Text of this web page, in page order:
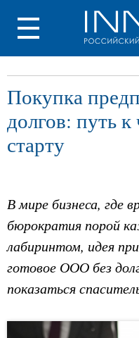
Покупка
долгов: путь
старту
В мире бизнеса, где
бюрократия порой
лабиринтом, идея
готовое ООО без
показаться